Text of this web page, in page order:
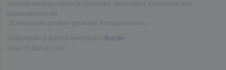
. Kulturförderungen auch an Orchester, Veranstalter, Kleinlabels und
Organisationen mit
. Schwerpunkt auf oben genannte Komponist:innen.
. Entscheidung durch Expert:innen /
Beiräte
. etwa 25 Mal pro Jahr.